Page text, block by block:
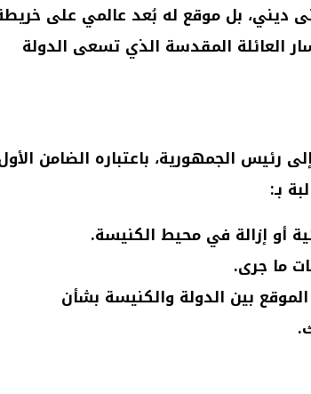
ديني، بل موقع له بُعد عالمي على
العائلة المقدسة الذي تسعى الدولة
رئيس الجمهورية، باعتباره الضامن
بـ:
أو إزالة في محيط الكنيسة.
ما جرى.
الموقع بين الدولة والكنيسة بشأن